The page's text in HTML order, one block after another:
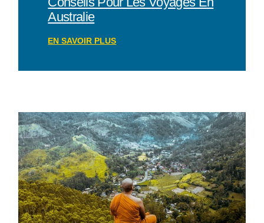
swiss
https://
be
tempting.
most
Australie
EN SAVOIR PLUS